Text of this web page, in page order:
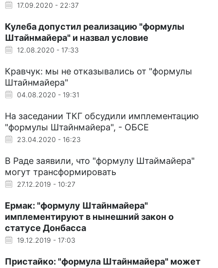
17.09.2020 - 22:37
Кулеба допустил реализацию "формулы
Штайнмайера" и назвал условие
12.08.2020 - 17:33
Кравчук: мы не отказывались от "формулы
Штайнмайера"
04.08.2020 - 19:31
На заседании ТКГ обсудили имплементацию
"формулы Штайнмайера", - ОБСЕ
23.04.2020 - 16:23
В Раде заявили, что "формулу Штаймайера"
могут трансформировать
27.12.2019 - 10:27
Ермак: "формулу Штайнмайера"
имплементируют в нынешний закон о
статусе Донбасса
19.12.2019 - 17:03
Пристайко: "формула Штайнмайера" может